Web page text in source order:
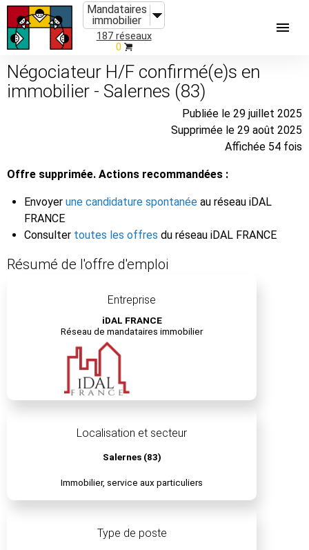
Mandataires
immobilier
187 réseaux
0
Négociateur H/F confirmé(e)s en
immobilier - Salernes (83)
Publiée le 29 juillet 2025
Supprimée le 29 août 2025
Affichée 54 fois
Offre supprimée. Actions recommandées :
Envoyer une candidature spontanée au réseau iDAL
FRANCE
Consulter toutes les offres du réseau iDAL FRANCE
Résumé de l'offre d'emploi
Entreprise
iDAL FRANCE
Réseau de mandataires immobilier
Localisation et secteur
Salernes (83)
Immobilier, service aux particuliers
Type de poste